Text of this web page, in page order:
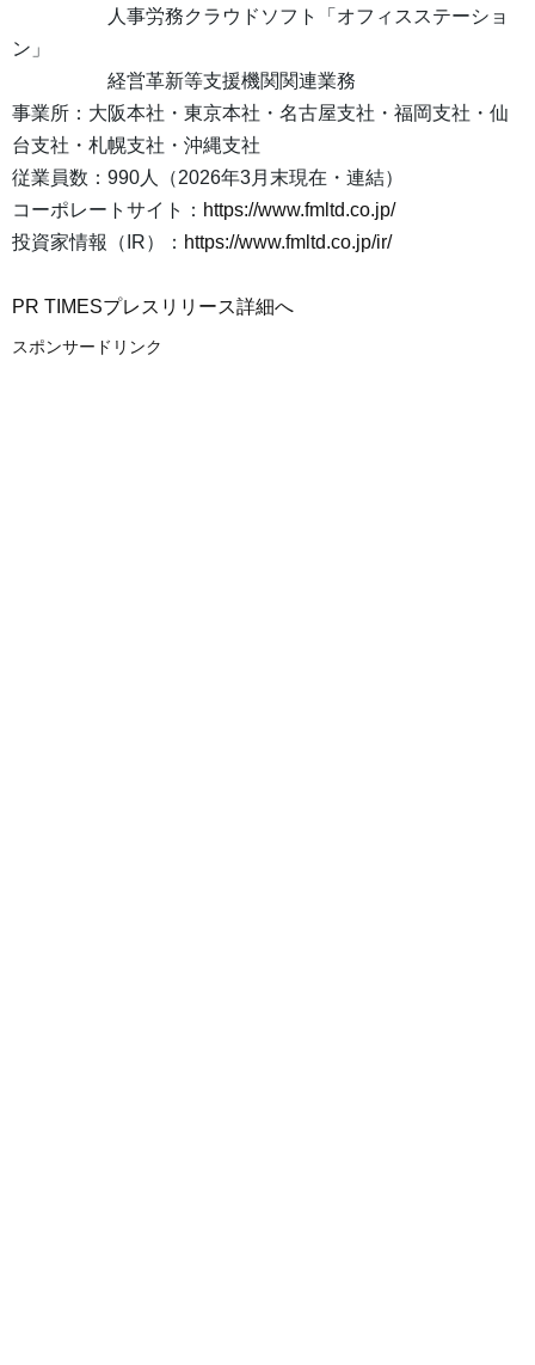
人事労務クラウドソフト「オフィスステーショ
ン」
経営革新等支援機関関連業務
事業所：大阪本社・東京本社・名古屋支社・福岡支社・仙
台支社・札幌支社・沖縄支社
従業員数：990人（2026年3月末現在・連結）
コーポレートサイト： https://www.fmltd.co.jp/
投資家情報（IR）： https://www.fmltd.co.jp/ir/
PR TIMESプレスリリース詳細へ
スポンサードリンク